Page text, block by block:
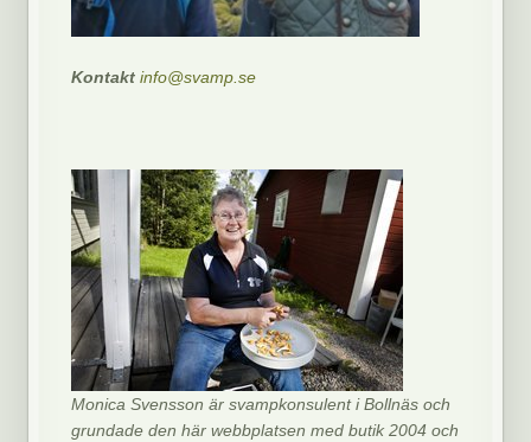
Kontaktinfo@svamp.se
Monica Svensson är svampkonsulent i Bollnäs och
grundade den här webbplatsen med butik 2004 och